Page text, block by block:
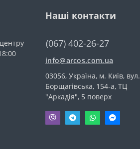
Наші контакти
(067) 402-26-27
info@arcos.com.ua
03056, Україна, м. Київ, вул.
Борщагівська, 154-а, ТЦ
"Аркадія", 5 поверх